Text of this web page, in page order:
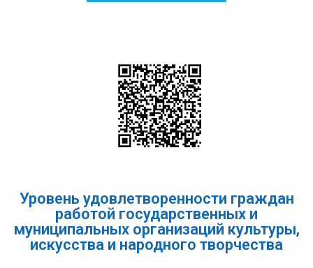
Уровень удовлетворенности граждан
работой государственных и
муниципальных организаций культуры,
искусства и народного творчества